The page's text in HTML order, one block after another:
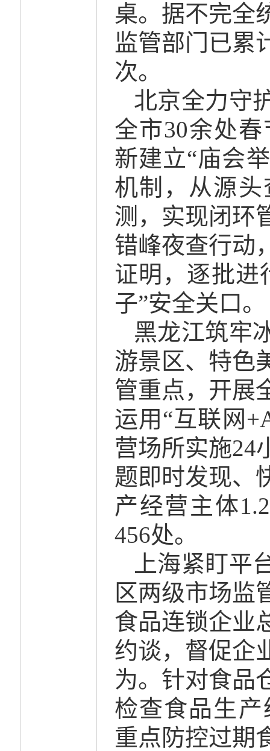
桌。据不完全
监管部门已累
次。
北京全力守
全市30余处
新建立“庙会
机制，从源
测，实现闭环
错峰夜查行动
证明，逐批进
子”安全关口。
黑龙江筑牢
游景区、特色
管重点，开展
运用“互联网
营场所实施24
题即时发现、
产经营主体
456处。
上海紧盯平
区两级市场监
食品连锁企业
约谈，督促企
为。针对食品
检查食品生产
重点防控过期